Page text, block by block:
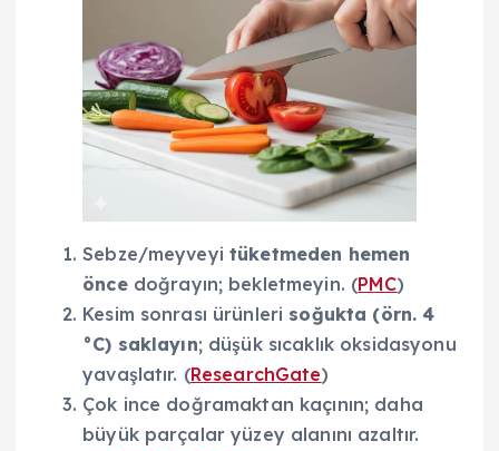
Sebze/meyveyitüketmeden hemen
öncedoğrayın; bekletmeyin. (PMC)
Kesim sonrası ürünleri soğukta (örn. 4
°C) saklayın; düşük sıcaklık oksidasyonu
yavaşlatır. (ResearchGate)
Çok ince doğramaktan kaçının; daha
büyük parçalar yüzey alanını azaltır.